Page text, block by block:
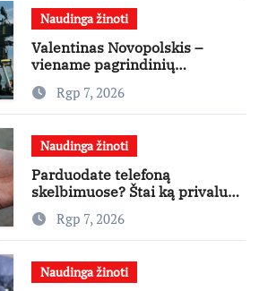
Naudinga žinoti
Valentinas Novopolskis –
viename pagrindinių
vaidmenų penkių šalių filme
„Nugalėtoja“: Lietuvos kino
teatruose – nuo rugpjūčio 7-
osios
Rgp 7, 2026
Naudinga žinoti
Parduodate telefoną
skelbimuose? Štai ką privalu
padaryti
Rgp 7, 2026
Naudinga žinoti